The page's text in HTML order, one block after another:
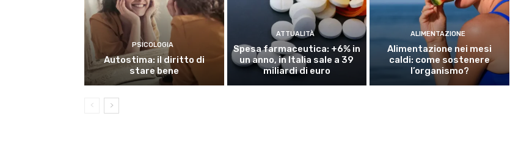
PSICOLOGIA
Autostima: il diritto di
stare bene
ATTUALITÀ
Spesa farmaceutica: +6% in
un anno, in Italia sale a 39
miliardi di euro
ALIMENTAZIONE
Alimentazione nei mesi
caldi: come sostenere
l’organismo?